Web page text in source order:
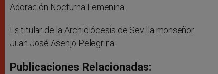
Adoración Nocturna Femenina.
Es titular de la Archidiócesis de Sevilla monseñor
Juan José Asenjo Pelegrina.
Publicaciones Relacionadas: